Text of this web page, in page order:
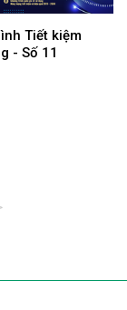
Tiết kiệm
- Số 11